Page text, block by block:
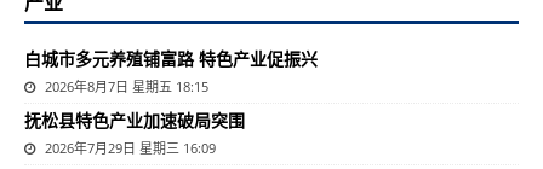
白城市多元养殖铺富路 特色产业促振兴
2026年8月7日 星期五 18:15
抚松县特色产业加速破局突围
2026年7月29日 星期三 16:09